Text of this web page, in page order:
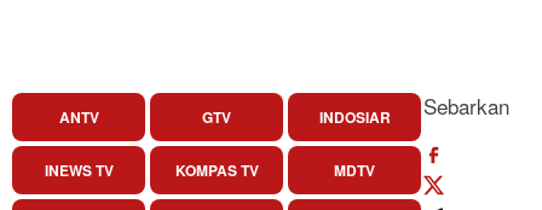
ANTV GTV INDOSIAR
INEWS TV KOMPAS TV MDTV
Sebarkan